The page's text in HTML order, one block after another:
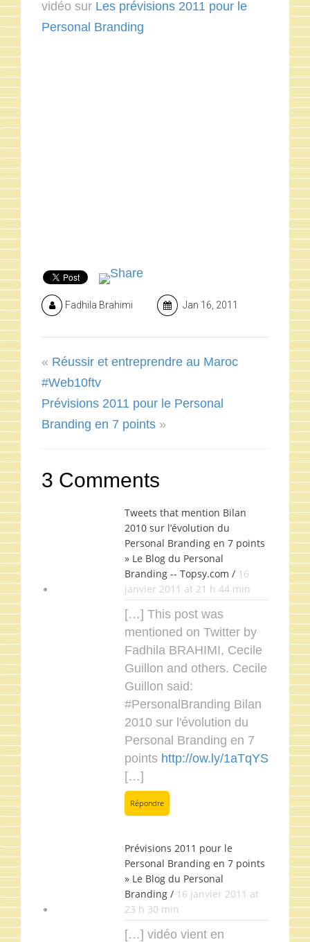
vidéo sur Les prévisions 2011 pour le
Personal Branding
Fadhila Brahimi Jan 16, 2011
« Réussir et entreprendre au Maroc
#Web10ftv
Prévisions 2011 pour le Personal
Branding en 7 points »
3 Comments
Tweets that mention Bilan
2010 sur l’évolution du
Personal Branding en 7 points
» Le Blog du Personal
Branding -- Topsy.com / 16
janvier 2011 at 21 h 44 min
[…] This post was
mentioned on Twitter by
Fadhila BRAHIMI, Cecile
Guillon and others. Cecile
Guillon said:
#PersonalBranding Bilan
2010 sur l'évolution du
Personal Branding en 7
points http://ow.ly/1aTqYS
[…]
Répondre
Prévisions 2011 pour le
Personal Branding en 7 points
» Le Blog du Personal
Branding / 16 janvier 2011 at
23 h 30 min
[…] vidéo vient en